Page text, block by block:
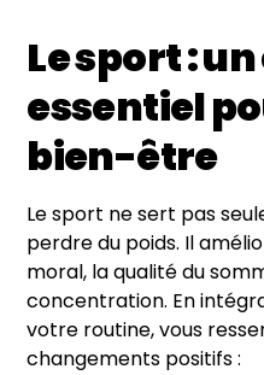
Le sport :
essentiel
bien-être
Le sport ne sert pas
perdre du poids. Il
moral, la qualité du
concentration. En
votre routine, vous
changements positifs :